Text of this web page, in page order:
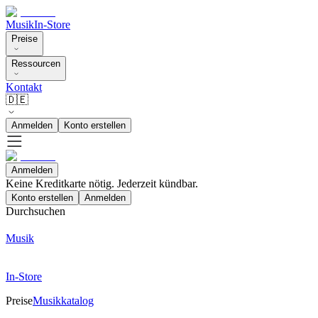
MusikIn-Store
Preise
Ressourcen
Kontakt
🇩🇪
Anmelden Konto erstellen
Anmelden
Keine Kreditkarte nötig. Jederzeit kündbar.
Konto erstellen Anmelden
Durchsuchen
Musik
In-Store
PreiseMusikkatalog